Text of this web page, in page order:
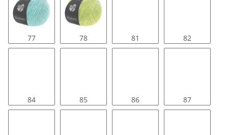
77 78 81 82
84 85 86 87